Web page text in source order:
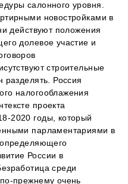
салонного уровня.
новостройками в
действуют положения
долевое участие и
строительные
разделять. Россия
налогооблажения
проекта
2020 годы, который
парламентариями в
определяющего
России в
среди
прежнему очень